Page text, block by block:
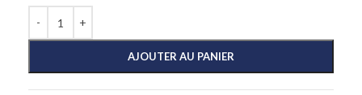
AJOUTER AU PANIER